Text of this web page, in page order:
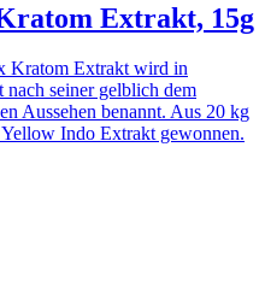
Extrakt, 15g
Kratom Extrakt wird in
seiner gelblich dem
Aussehen benannt. Aus 20 kg
Indo Extrakt gewonnen.